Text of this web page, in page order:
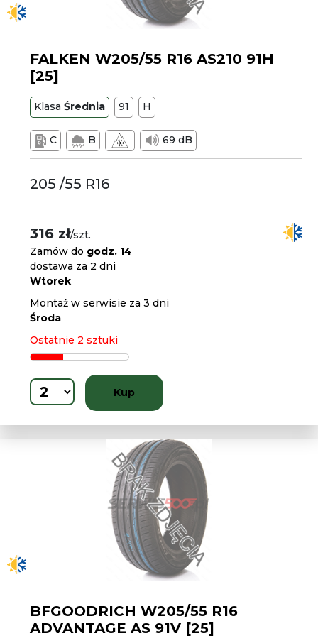
FALKEN W205/55 R16 AS210 91H
[25]
KlasaŚrednia 91 H
C B 69 dB
205 /55 R16
316 zł/szt.
Zamów do godz. 14
dostawa za 2 dni
Wtorek
Montaż w serwisie za 3 dni
Środa
Ostatnie 2 sztuki
Kup
BFGOODRICH W205/55 R16
ADVANTAGE AS 91V [25]